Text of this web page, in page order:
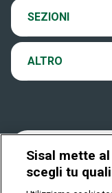
VinciCasa
Play Your Date
SEZIONI
Ultima estrazione
Archivio
FAQ
ALTRO
Contatti
Notifiche
Cookies
Sisal mette
scegli tu